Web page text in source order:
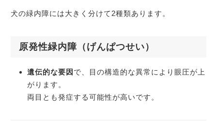
犬の緑内障には大きく分けて2種類あります。
原発性緑内障（げんぱつせい）
遺伝的な要因 で、目の構造的な異常により眼圧が上
がります。
両目とも発症する可能性が高いです。